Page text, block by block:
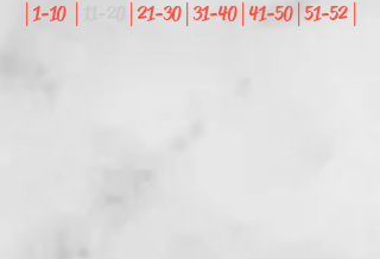
1-10​│ ​│21-30│31-40​│ 41-50​│51-52​│